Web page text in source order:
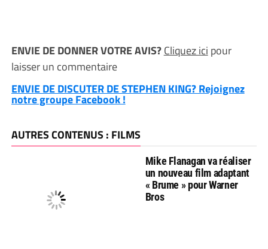
ENVIE DE DONNER VOTRE AVIS?Cliquez ici pour
laisser un commentaire
ENVIE DE DISCUTER DE STEPHEN KING? Rejoignez
notre groupe Facebook !
AUTRES CONTENUS : FILMS
Mike Flanagan va réaliser
un nouveau film adaptant
« Brume » pour Warner
Bros